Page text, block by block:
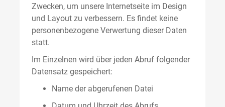
Zwecken, um unsere Internetseite im Design
und Layout zu verbessern. Es findet keine
personenbezogene Verwertung dieser Daten
statt.
Im Einzelnen wird über jeden Abruf folgender
Datensatz gespeichert:
Name der abgerufenen Datei